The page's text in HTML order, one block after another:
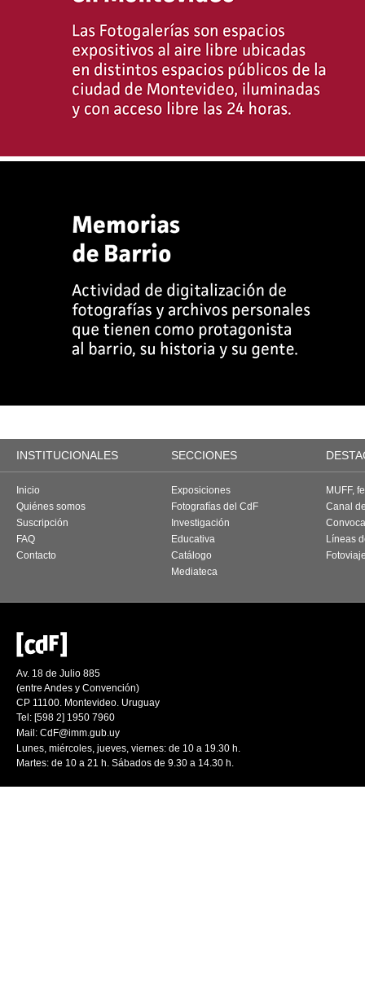
INSTITUCIONALES SECCIONES
Inicio
Quiénes somos
Suscripción
FAQ
Contacto
Exposiciones
Fotografías del CdF
Investigación
Educativa
Catálogo
Mediateca
MUFF,
Canal
Líneas
Av. 18 de Julio 885
(entre Andes y Convención)
CP 11100. Montevideo. Uruguay
Tel: [598 2] 1950 7960
Mail: CdF@imm.gub.uy
Lunes, miércoles, jueves, viernes: de 10 a 19.30 h.
Martes: de 10 a 21 h. Sábados de 9.30 a 14.30 h.